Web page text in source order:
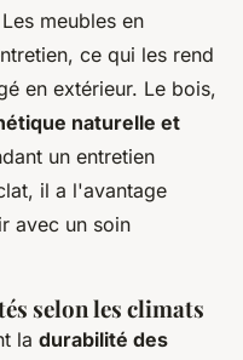
meubles en
ce qui les rend
en extérieur. Le bois,
naturelle et
un entretien
il a l'avantage
avec un soin
selon les climats
la durabilité des